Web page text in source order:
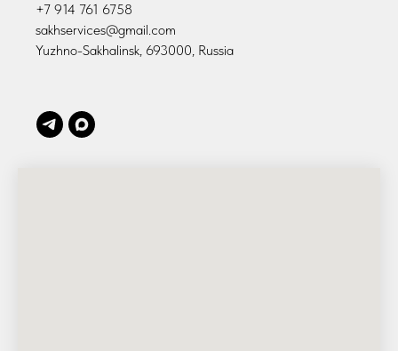
+7 914 761 6758
sakhservices@gmail.com
Yuzhno-Sakhalinsk, 693000, Russia